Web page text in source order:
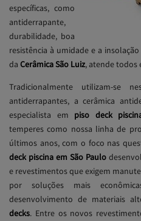
específicas, como
antiderrapante,
durabilidade, boa
resistência à umidade e a insolação
da Cerâmica São Luiz, atende todos
Tradicionalmente utilizam-se
antiderrapantes, a cerâmica
especialista em piso deck
temperes como nossa linha de
últimos anos, com o foco nas
deck piscina em São Paulo
e revestimentos que exigem
por soluções mais
desenvolvimento de materiais
decks. Entre os novos